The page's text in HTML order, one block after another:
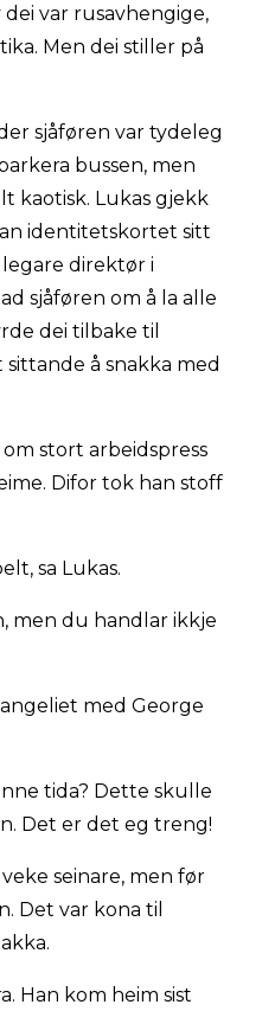
var rusavhengige,
Men dei stiller på
sjåføren var tydeleg
bussen, men
kaotisk. Lukas gjekk
identitetskortet sitt
direktør i
sjåføren om å la alle
dei tilbake til
å snakka med
stort arbeidspress
Difor tok han stoff
sa Lukas.
men du handlar ikkje
med George
tida? Dette skulle
Det er det eg treng!
seinare, men før
Det var kona til
Han kom heim sist